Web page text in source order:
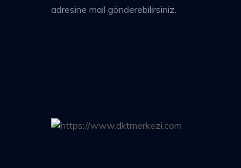
adresine mail gönderebilirsiniz.